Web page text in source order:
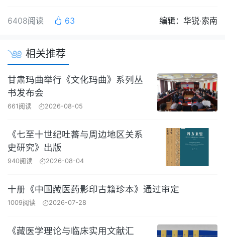
6408阅读 63 编辑：华锐·索南
相关推荐
甘肃玛曲举行《文化玛曲》系列丛
书发布会
661阅读 2026-08-05
《七至十世纪吐蕃与周边地区关系
史研究》出版
940阅读 2026-08-04
十册《中国藏医药影印古籍珍本》通过审定
1009阅读 2026-07-28
《藏医学理论与临床实用文献汇